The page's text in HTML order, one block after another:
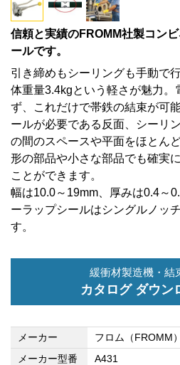
信頼と実績のFROMM社製コン
ールです。
引き締めもシーリングも手動で
体重量3.4kgという軽さが魅力。
ず、これだけで帯鉄の結束が可
ールが必要である反面、シーリ
の間のスペースや平面をほとん
形の部品や小さな部品でも確実
ことができます。
幅は10.0～19mm 、厚みは0.4～
ーラップシールはシングルノッ
す。
緩衝材製造機・結
カタログ ダウン
メーカー
フロム（FROMM）
メーカー型番
A431